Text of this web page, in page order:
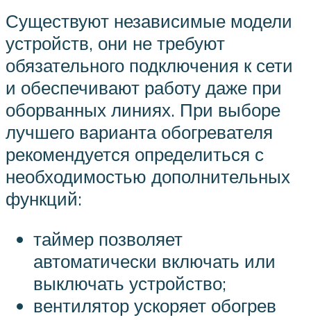
Существуют независимые модели
устройств, они не требуют
обязательного подключения к сети
и обеспечивают работу даже при
оборванных линиях. При выборе
лучшего варианта обогревателя
рекомендуется определиться с
необходимостью дополнительных
функций:
таймер позволяет
автоматически включать или
выключать устройство;
вентилятор ускоряет обогрев